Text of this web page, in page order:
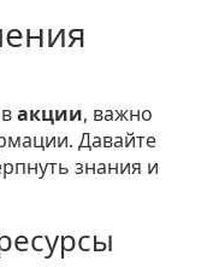
акции, важно
Давайте
знания и